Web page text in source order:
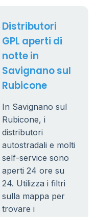
Distributori
GPL aperti di
notte in
Savignano sul
Rubicone
In Savignano sul
Rubicone, i
distributori
autostradali e molti
self-service sono
aperti 24 ore su
24. Utilizza i filtri
sulla mappa per
trovare i